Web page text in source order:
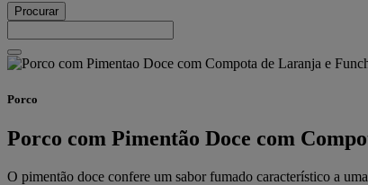
Procurar
Porco
Porco com Pimentão Doce com
O pimentão doce confere um sabor fumado característico a